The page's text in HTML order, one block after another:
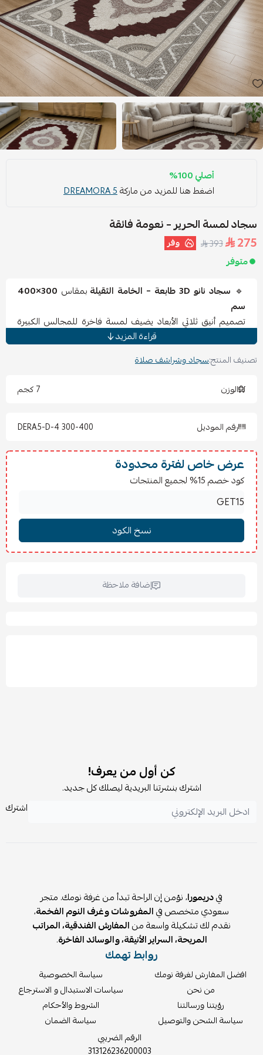
أصلي 100%
اضغط هنا للمزيد من ماركةDREAMORA 5
سجاد لمسة الحرير – نعومة فائقة
275
393 وفر
متوفر
🔹 سجاد نانو 3D طابعة – الخامة الثقيلة بمقاس
300×400
سم
تصميم أنيق ثلاثي الأبعاد يضيف لمسة فاخرة للمجالس الكبيرة
المقاس:300×400 سم
(مقاس كبير يغطي مساحة واسعة).
الطباعة:
الصنع: صيني.
مثالية للمجالس والصالات الواسعة.
خامة قوية وسهلة التنظيف.
ألوان ثابتة تضيف فخامة وجمال للديكور.
قراءة المزيد
تصنيف المنتج:سجاد وشراشف صلاة
الوزن
7 كجم
رقم الموديل DERA5-D-4 300-400
عرض خاص لفترة محدودة
كود خصم 15% لجميع المنتجات
إضافة ملاحظة
كن أول من يعرف!
اشترك بنشرتنا البريدية ليصلك كل جديد.
اشترك
فيدريمورا، نؤمن إن الراحة تبدأ من غرفة نومك. متجر
سعودي متخصص فيالمفروشات وغرف النوم الفخمة،
نقدم لك تشكيلة واسعة منالمفارش الفندقية، المراتب
المريحة، السراير الأنيقة، والوسائد الفاخرة.
روابط تهمك
افضل المفارش لغرفة نومك
من نحن
رؤيتنا ورسالتنا
سياسة الشحن والتوصيل
سياسة الخصوصية
سياسات الاستبدال و الاسترجاع
الشروط والأحكام
سياسة الضمان
الرقم الضريبي
313126236200003